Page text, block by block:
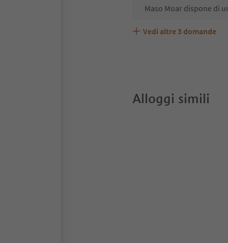
Maso Moar dispone di
Maso Moar accetta
Quali servizi/attività
Gli ospiti di Maso Moar
Vedi altre 3 domande
Alloggi simili